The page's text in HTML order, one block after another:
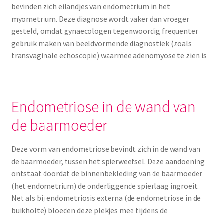
Menstruatieondergoed
Menstruatiepijn
Tampons
Stimulatie, vibrators
Verzorgingsproducten
Wasbaar maandverband
bevinden zich eilandjes van endometrium in het
myometrium. Deze diagnose wordt vaker dan vroeger
gesteld, omdat gynaecologen tegenwoordig frequenter
gebruik maken van beeldvormende diagnostiek (zoals
transvaginale echoscopie) waarmee adenomyose te zien is
Endometriose in de wand van
de baarmoeder
Deze vorm van endometriose bevindt zich in de wand van
de baarmoeder, tussen het spierweefsel. Deze aandoening
ontstaat doordat de binnenbekleding van de baarmoeder
(het endometrium) de onderliggende spierlaag ingroeit.
Net als bij endometriosis externa (de endometriose in de
buikholte) bloeden deze plekjes mee tijdens de